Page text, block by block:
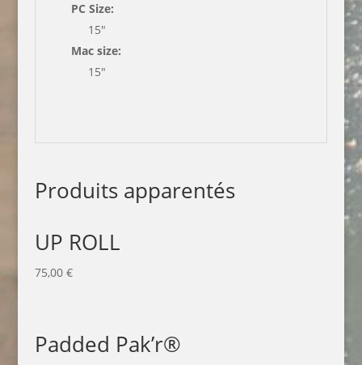
PC Size:
15″
Mac size:
15″
Produits apparentés
UP ROLL
75,00 €
Padded Pak’r®